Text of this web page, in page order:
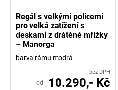
Regál s velkými policemi
pro velká zatížení s
deskami z drátěné mřížky
– Manorga
barva rámu modrá
bez DPH
od 10.290,- Kč